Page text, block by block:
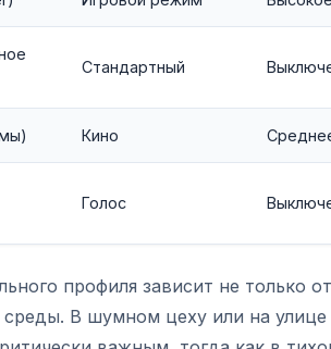
Стандартный
Кино
Голос
профиля зависит не только
В шумном цеху или на